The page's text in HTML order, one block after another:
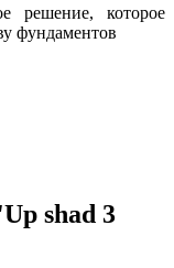
решение, которое
фундаментов
shad 3